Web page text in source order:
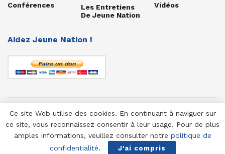
Conférences
Les Entretiens
De Jeune Nation
Vidéos
Aidez Jeune Nation !
© 1958-2025 Jeune Nation
Ce site Web utilise des cookies. En continuant à naviguer sur
ce site, vous reconnaissez consentir à leur usage. Pour de plus
amples informations, veuillez consulter notre politique de
confidentialité. J'ai compris